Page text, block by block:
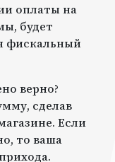
оплаты на
будет
фискальный
верно?
сделав
Если
то ваша